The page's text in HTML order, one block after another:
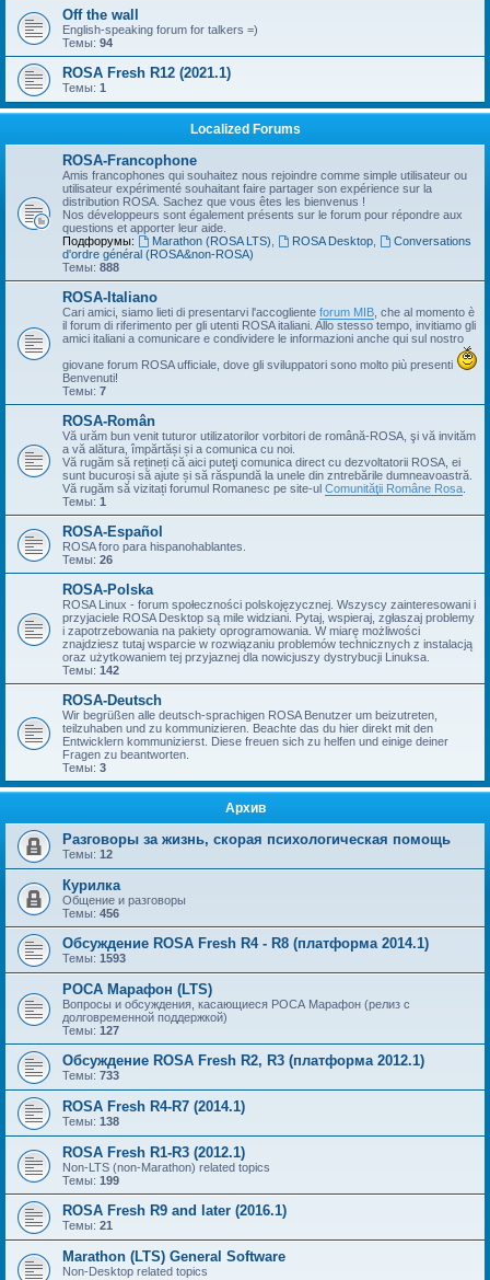
Off the wall
English-speaking forum for talkers =)
Темы: 94
ROSA Fresh R12 (2021.1)
Темы: 1
Localized Forums
ROSA-Francophone
Amis francophones qui souhaitez nous rejoindre comme simple utilisateur ou
utilisateur expérimenté souhaitant faire partager son expérience sur la
distribution ROSA. Sachez que vous êtes les bienvenus !
Nos développeurs sont également présents sur le forum pour répondre aux
questions et apporter leur aide.
Подфорумы:
Marathon (ROSA LTS) ROSA Desktop,
Conversations
d'ordre général (ROSA&non-ROSA)
Темы: 888
ROSA-Italiano
Cari amici, siamo lieti di presentarvi l'accogliente forum MIB , che al momento è
il forum di riferimento per gli utenti ROSA italiani. Allo stesso tempo, invitiamo gli
amici italiani a comunicare e condividere le informazioni anche qui sul nostro
giovane forum ROSA ufficiale, dove gli sviluppatori sono molto più presenti
Benvenuti!
Темы: 7
ROSA-Român
Vă urăm bun venit tuturor utilizatorilor vorbitori de română-ROSA, şi vă invităm
a vă alătura, împărtăși și a comunica cu noi.
Vă rugăm să rețineți că aici puteţi comunica direct cu dezvoltatorii ROSA, ei
sunt bucuroși să ajute și să răspundă la unele din zntrebările dumneavoastră.
Vă rugăm să vizitați forumul Romanesc pe site-ul Comunităţii Române Rosa
Темы: 1
ROSA-Español
ROSA foro para hispanohablantes.
Темы: 26
ROSA-Polska
ROSA Linux - forum społeczności polskojęzycznej. Wszyscy zainteresowani i
przyjaciele ROSA Desktop są mile widziani. Pytaj, wspieraj, zgłaszaj problemy
i zapotrzebowania na pakiety oprogramowania. W miarę możliwości
znajdziesz tutaj wsparcie w rozwiązaniu problemów technicznych z instalacją
oraz użytkowaniem tej przyjaznej dla nowicjuszy dystrybucji Linuksa.
Темы: 142
ROSA-Deutsch
Wir begrüßen alle deutsch-sprachigen ROSA Benutzer um beizutreten,
teilzuhaben und zu kommunizieren. Beachte das du hier direkt mit den
Entwicklern kommunizierst. Diese freuen sich zu helfen und einige deiner
Fragen zu beantworten.
Темы: 3
Архив
Разговоры за жизнь, скорая психологическая помощь
Темы: 12
Курилка
Общение и разговоры
Темы: 456
Обсуждение ROSA Fresh R4 - R8 (платформа 2014.1)
Темы: 1593
РОСА Марафон (LTS)
Вопросы и обсуждения, касающиеся РОСА Марафон (релиз с
долговременной поддержкой)
Темы: 127
Обсуждение ROSA Fresh R2, R3 (платформа 2012.1)
Темы: 733
ROSA Fresh R4-R7 (2014.1)
Темы: 138
ROSA Fresh R1-R3 (2012.1)
Non-LTS (non-Marathon) related topics
Темы: 199
ROSA Fresh R9 and later (2016.1)
Темы: 21
Marathon (LTS) General Software
Non-Desktop related topics